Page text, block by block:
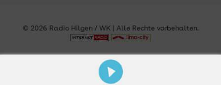
© 2026 Radio Hilgen / WK | Alle Rechte vorbehalten.